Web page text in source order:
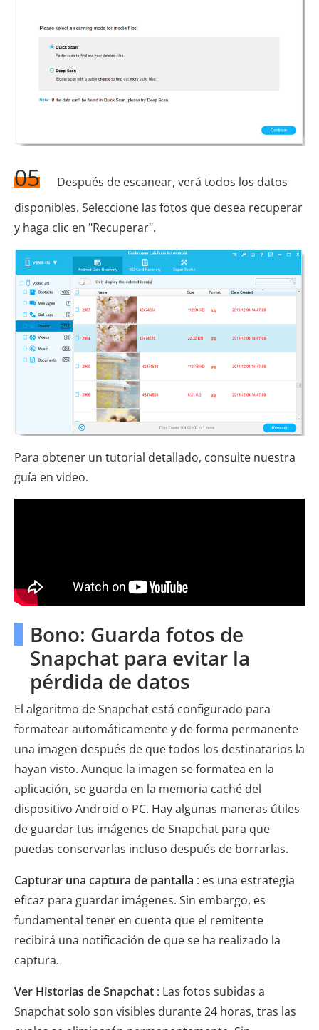
05
Después de escanear, verá todos los datos
disponibles. Seleccione las fotos que desea recuperar
y haga clic en "Recuperar".
Para obtener un tutorial detallado, consulte nuestra
guía en video.
Bono: Guarda fotos de
Snapchat para evitar la
pérdida de datos
El algoritmo de Snapchat está configurado para
formatear automáticamente y de forma permanente
una imagen después de que todos los destinatarios la
hayan visto. Aunque la imagen se formatea en la
aplicación, se guarda en la memoria caché del
dispositivo Android o PC. Hay algunas maneras útiles
de guardar tus imágenes de Snapchat para que
puedas conservarlas incluso después de borrarlas.
Capturar una captura de pantalla : es una estrategia
eficaz para guardar imágenes. Sin embargo, es
fundamental tener en cuenta que el remitente
recibirá una notificación de que se ha realizado la
captura.
Ver Historias de Snapchat : Las fotos subidas a
Snapchat solo son visibles durante 24 horas, tras las